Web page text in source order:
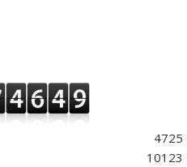
4725
10123